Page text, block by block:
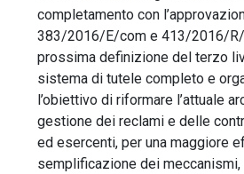
completamento con
383/2016/E/com e 413/2016/
prossima definizione del terzo
sistema di tutele completo e
l’obiettivo di riformare l’attuale
gestione dei reclami e delle
ed esercenti, per una maggiore
semplificazione dei meccanismi,